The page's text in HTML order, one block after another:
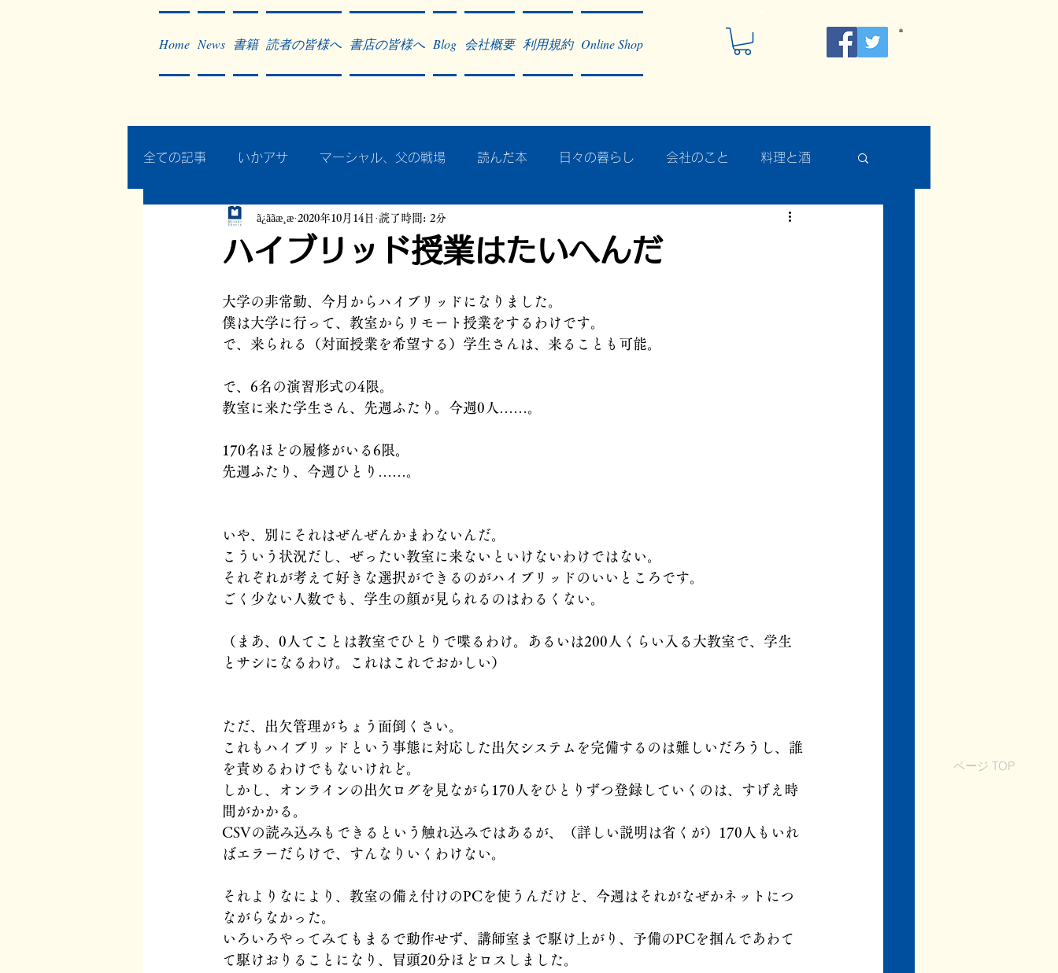
Home News 書籍 読者の皆様へ 書店の皆様へ Blog 会社概要 利用規約 Online Shop
ページ TOP
全ての記事 いかアサ マーシャル、父の戦場 読んだ本 日々の暮らし 会社のこと 料理と酒
秘蔵写真200枚でたどるアジア・太平洋戦争
ハイブリッド授業はたいへんだ
ã¿ããæ¸æ 2020年10月14日 読了時間: 2分
大学の非常勤、今月からハイブリッドになりました。
僕は大学に行って、教室からリモート授業をするわけです。
で、来られる（対面授業を希望する）学生さんは、来ることも可能。
で、6名の演習形式の4限。
教室に来た学生さん、先週ふたり。今週0人……。
170名ほどの履修がいる6限。
先週ふたり、今週ひとり……。
いや、別にそれはぜんぜんかまわないんだ。
こういう状況だし、ぜったい教室に来ないといけないわけではない。
それぞれが考えて好きな選択ができるのがハイブリッドのいいところです。
ごく少ない人数でも、学生の顔が見られるのはわるくない。
（まあ、0人てことは教室でひとりで喋るわけ。あるいは200人くらい入る大教室で、学生
とサシになるわけ。これはこれでおかしい）
ただ、出欠管理がちょう面倒くさい。
これもハイブリッドという事態に対応した出欠システムを完備するのは難しいだろうし、誰
を責めるわけでもないけれど。
しかし、オンラインの出欠ログを見ながら170人をひとりずつ登録していくのは、すげえ時
間がかかる。
CSVの読み込みもできるという触れ込みではあるが、（詳しい説明は省くが）170人もいれ
ばエラーだらけで、すんなりいくわけない。
それよりなにより、教室の備え付けのPCを使うんだけど、今週はそれがなぜかネットにつ
ながらなかった。
いろいろやってみてもまるで動作せず、講師室まで駆け上がり、予備のPCを掴んであわて
て駆けおりることになり、冒頭20分ほどロスしました。